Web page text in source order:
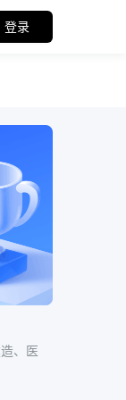
登录
、医